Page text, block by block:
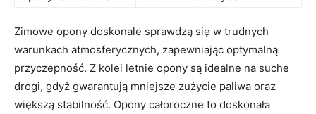
Zimowe⁤ opony doskonale sprawdzą się w trudnych‍
warunkach atmosferycznych, zapewniając optymalną
przyczepność. Z kolei‌ letnie opony​ są idealne ‌na suche
‌drogi, gdyż gwarantują mniejsze ⁢zużycie ​paliwa oraz
większą ‍stabilność. Opony całoroczne ‌to doskonała